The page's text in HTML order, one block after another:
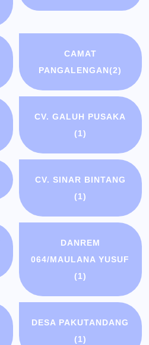
CAMAT
PANGALENGAN(2)
CV. GALUH PUSAKA
(1)
CV. SINAR BINTANG
(1)
DANREM
064/MAULANA YUSUF
(1)
DESA PAKUTANDANG
(1)